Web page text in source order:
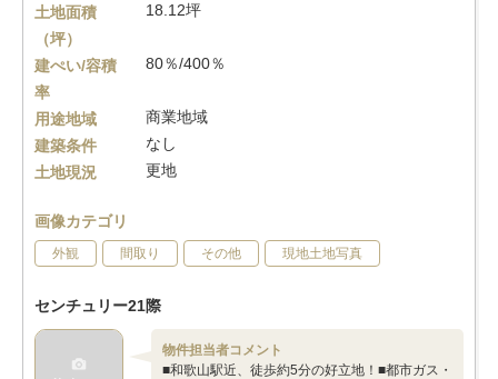
土地面積
（坪）
18.12坪
建ぺい/容積
率
80％/400％
用途地域
商業地域
建築条件
なし
土地現況
更地
画像カテゴリ
外観 間取り その他 現地土地写真
センチュリー21際
物件担当者コメント
■和歌山駅近、徒歩約5分の好立地！■都市ガス・